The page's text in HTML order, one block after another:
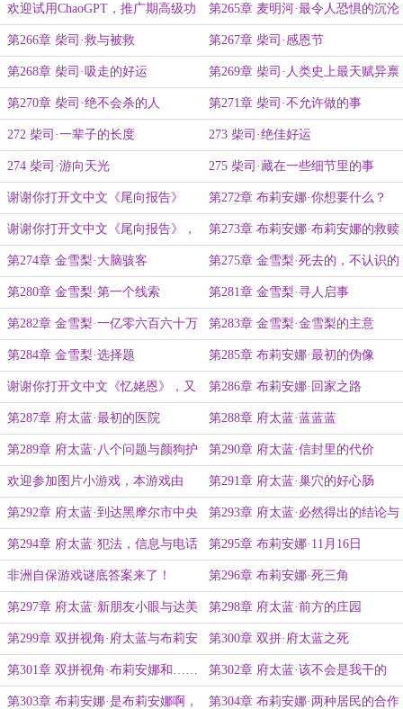
唯一可靠的路
欢迎试用ChaoGPT，推广期高级功
能免费开放
第265章 麦明河·最令人恐惧的沉沦
第266章 柴司·救与被救 第267章 柴司·感恩节
第268章 柴司·吸走的好运 第269章 柴司·人类史上最天赋异禀
的猎人
第270章 柴司·绝不会杀的人 第271章 柴司·不允许做的事
272 柴司·一辈子的长度 273 柴司·绝佳好运
274 柴司·游向天光 275 柴司·藏在一些细节里的事
谢谢你打开文中文《尾向报告》
（又名，忆姥恩）
第272章 布莉安娜·你想要什么？
谢谢你打开文中文《尾向报告》，
又名，《忆姥恩》
第273章 布莉安娜·布莉安娜的救赎
与幸福
第274章 金雪梨·大脑骇客 第275章 金雪梨·死去的，不认识的
人
第280章 金雪梨·第一个线索 第281章 金雪梨·寻人启事
第282章 金雪梨·一亿零六百六十万 第283章 金雪梨·金雪梨的主意
第284章 金雪梨·选择题 第285章 布莉安娜·最初的伪像
谢谢你打开文中文《忆姥恩》，又
名《上一辈子的旅行》
第286章 布莉安娜·回家之路
第287章 府太蓝·最初的医院 第288章 府太蓝·蓝蓝蓝
第289章 府太蓝·八个问题与颜狗护
士
第290章 府太蓝·信封里的代价
欢迎参加图片小游戏，本游戏由
xyyz姥盛情赞助
第291章 府太蓝·巢穴的好心肠
第292章 府太蓝·到达黑摩尔市中央
车站
第293章 府太蓝·必然得出的结论与
行动
第294章 府太蓝·犯法，信息与电话 第295章 布莉安娜·11月16日
非洲自保游戏谜底答案来了！ 第296章 布莉安娜·死三角
第297章 府太蓝·新朋友小眼与达美
乐披萨
第298章 府太蓝·前方的庄园
第299章 双拼视角·府太蓝与布莉安
娜
第300章 双拼·府太蓝之死
第301章 双拼视角·布莉安娜和……
谁？
第302章 府太蓝·该不会是我干的
吧？
第303章 布莉安娜·是布莉安娜啊， 第304章 布莉安娜·两种居民的合作